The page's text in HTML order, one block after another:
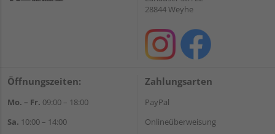
28844 Weyhe
Öffnungszeiten:
Mo. – Fr. 09:00 – 18:00
Sa. 10:00 – 14:00
Zahlungsarten
PayPal
Onlineüberweisung